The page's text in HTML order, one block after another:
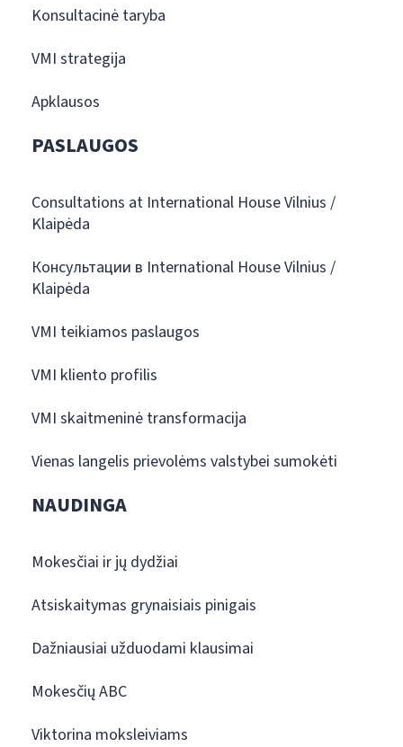
Konsultacinė taryba
VMI strategija
Apklausos
PASLAUGOS
Consultations at International House Vilnius /
Klaipėda
Консультации в International House Vilnius /
Klaipėda
VMI teikiamos paslaugos
VMI kliento profilis
VMI skaitmeninė transformacija
Vienas langelis prievolėms valstybei sumokėti
NAUDINGA
Mokesčiai ir jų dydžiai
Atsiskaitymas grynaisiais pinigais
Dažniausiai užduodami klausimai
Mokesčių ABC
Viktorina moksleiviams